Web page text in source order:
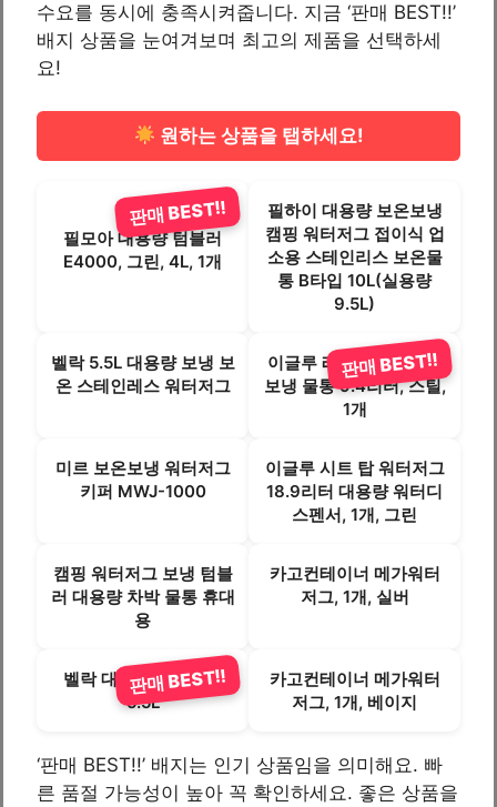
수요를 동시에 충족시켜줍니다. 지금 ‘판매 BEST!!’
배지 상품을 눈여겨보며 최고의 제품을 선택하세
요!
원하는 상품을 탭하세요!
필모아 대용량 텀블러
E4000, 그린, 4L, 1개
판매 BEST!!
필하이 대용량 보온보냉
캠핑 워터저그 접이식 업
소용 스테인리스 보온물
통 B타입 10L(실용량
9.5L)
벨락 5.5L 대용량 보냉 보
온 스테인레스 워터저그
이글루 레거시 워터저그
보냉 물통 9.4리터, 스틸,
1개
판매 BEST!!
미르 보온보냉 워터저그
키퍼 MWJ-1000
이글루 시트 탑 워터저그
18.9리터 대용량 워터디
스펜서, 1개, 그린
캠핑 워터저그 보냉 텀블
러 대용량 차박 물통 휴대
용
카고컨테이너 메가워터
저그, 1개, 실버
벨락 대용량 워터저그
5.5L
판매 BEST!!
카고컨테이너 메가워터
저그, 1개, 베이지
‘판매 BEST!!’ 배지는 인기 상품임을 의미해요. 빠
른 품절 가능성이 높아 꼭 확인하세요. 좋은 상품을